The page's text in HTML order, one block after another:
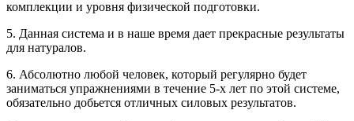
комплекции и уровня физической подготовки.
5. Данная система и в наше время дает прекрасные результаты
для натуралов.
6. Абсолютно любой человек, который регулярно будет
заниматься упражнениями в течение 5-х лет по этой системе,
обязательно добьется отличных силовых результатов.